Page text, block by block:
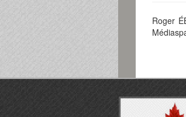
Roger